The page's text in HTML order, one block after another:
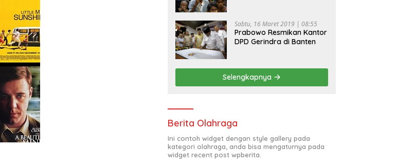
Sabtu, 16 Maret 2019 | 08:55
Prabowo Resmikan Kantor
DPD Gerindra di Banten
Selengkapnya
Berita Olahraga
Ini contoh widget dengan style gallery pada
kategori olahraga, anda bisa mengaturnya pada
widget recent post wpberita.